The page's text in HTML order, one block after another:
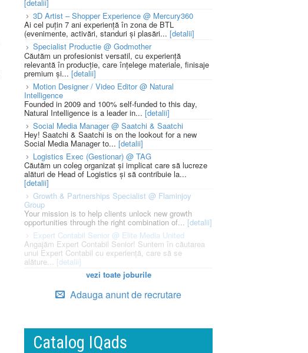
[detalii]
3D Artist – Shopper Experience @ Mercury360
Ai cel puțin 7 ani experiență în zona de BTL
(evenimente, activări, standuri și plasări... [detalii]
Specialist Productie @ Godmother
Căutăm un profesionist versatil, cu experiență
relevantă în producție, care înțelege materiale, finisaje
premium și... [detalii]
Motion Designer / Video Editor @ Natural
Intelligence
Founded in 2009 and 100% self-funded to this day,
Natural Intelligence is a leader in... [detalii]
Social Media Manager @ Saatchi & Saatchi
Hey! Saatchi & Saatchi is on the lookout for a new
Social Media Manager to... [detalii]
Logistics Exec (Gestionar) @ TAG
Căutăm un coleg organizat și implicat care să lucreze
alături de Head of Logistics și să contribuie la...
[detalii]
Growth & Partnerships Specialist @ Flaminjoy
Group
Your mission is to help clients unlock new growth
opportunities through the right combination of... [detalii]
Expert Contabil Senior @ Elite Media United
Angajăm Expert Contabil Senior! Suntem în căutarea
unui Expert Contabil cu experiență, care să se
alăture... [detalii]
vezi toate joburile
Adauga anunt de recrutare
Catalog IQads